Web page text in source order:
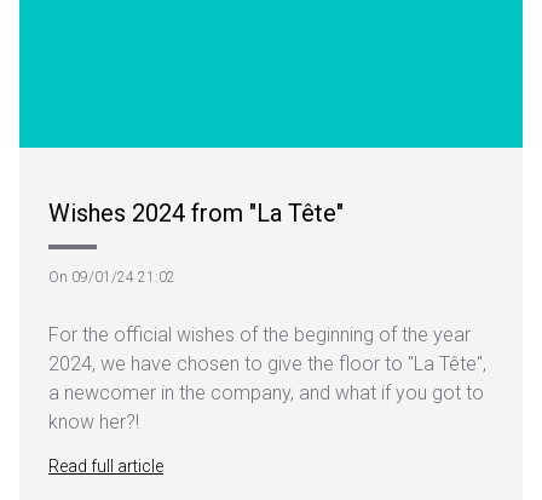
Wishes 2024 from "La Tête"
On 09/01/24 21:02
For the official wishes of the beginning of the year
2024, we have chosen to give the floor to "La Tête",
a newcomer in the company, and what if you got to
know her?!
Read full article